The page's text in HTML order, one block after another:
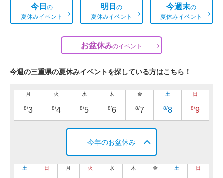
今日の
夏休みイベント
明日の
夏休みイベント
今週末の
夏休みイベント
お盆休みのイベント
今週の三重県の夏休みイベントを探している方はこちら！
月
8/3
火
8/4
水
8/5
木
8/6
金
8/7
土
8/8
日
8/9
今年のお盆休み
土 日 月 火 水 木 金 土 日